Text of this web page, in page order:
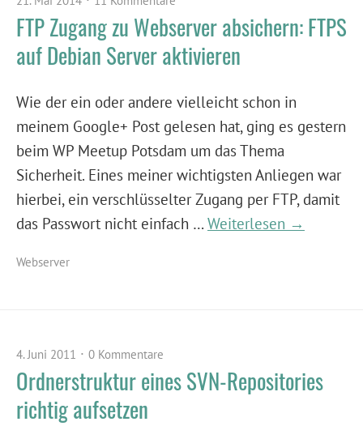
FTP Zugang zu Webserver absichern: FTPS
auf Debian Server aktivieren
Wie der ein oder andere vielleicht schon in
meinem Google+ Post gelesen hat, ging es gestern
beim WP Meetup Potsdam um das Thema
Sicherheit. Eines meiner wichtigsten Anliegen war
hierbei, ein verschlüsselter Zugang per FTP, damit
das Passwort nicht einfach … Weiterlesen →
Webserver
4. Juni 2011 0 Kommentare
Ordnerstruktur eines SVN-Repositories
richtig aufsetzen